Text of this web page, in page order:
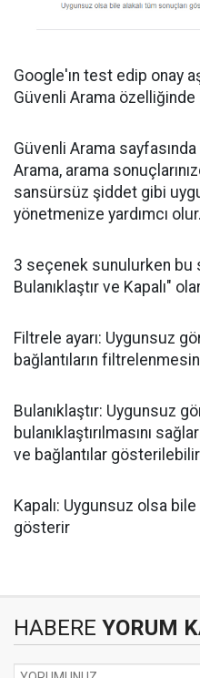
Google'ın test edip onay
Güvenli Arama özelliğinde
Güvenli Arama
Arama, arama
sansürsüz şiddet gibi
yönetmenize yardımcı
3 seçenek sunulurken bu
Bulanıklaştır ve Kapalı"
Filtrele ayarı: Uygunsuz
bağlantıların
Bulanıklaştır: Uygunsuz
bulanıklaştırılmasını
ve bağlantılar gösterilebilir
Kapalı: Uygunsuz olsa
gösterir
HABERE YORUM